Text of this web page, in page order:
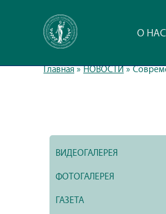
О НАС
Главная»НОВОСТИ»
ВИДЕОГАЛЕРЕЯ
ФОТОГАЛЕРЕЯ
ГАЗЕТА